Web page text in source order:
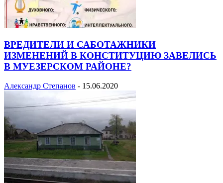
ВРЕДИТЕЛИ И САБОТАЖНИКИ
ИЗМЕНЕНИЙ В КОНСТИТУЦИЮ ЗАВЕЛИСЬ
В МУЕЗЕРСКОМ РАЙОНЕ?
Александр Степанов - 15.06.2020